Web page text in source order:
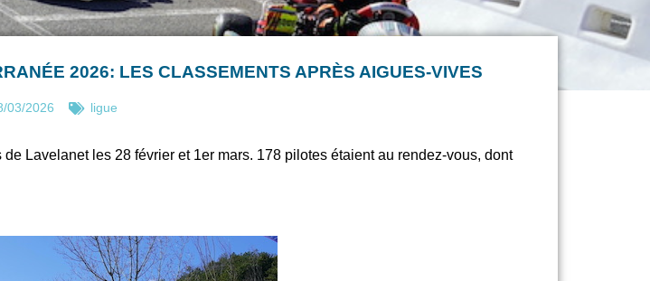
2026: LES CLASSEMENTS APRÈS AIGUES-VIVES
03/2026 ligue
Lavelanet les 28 février et 1er mars. 178 pilotes étaient au rendez-vous, dont